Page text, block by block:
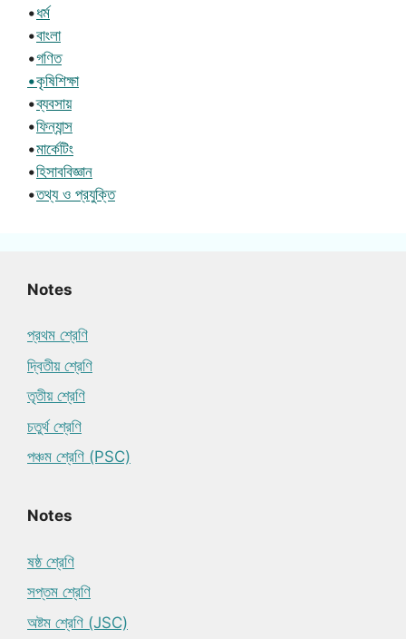
•ধর্ম
•বাংলা
•গণিত
•কৃষিশিক্ষা
•ব্যবসায়
•ফিন্যান্স
•মার্কেটিং
•হিসাববিজ্ঞান
•তথ্য ও প্রযুক্তি
Notes
প্রথম শ্রেণি
দ্বিতীয় শ্রেণি
তৃতীয় শ্রেণি
চতুর্থ শ্রেণি
পঞ্চম শ্রেণি (PSC)
Notes
ষষ্ঠ শ্রেণি
সপ্তম শ্রেণি
অষ্টম শ্রেণি (JSC)